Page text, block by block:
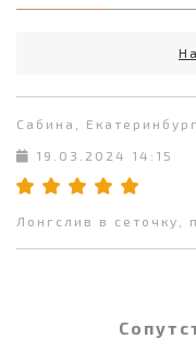
Сабина, Екатеринбург
19.03.2024 14:15
Лонгслив в сеточку,